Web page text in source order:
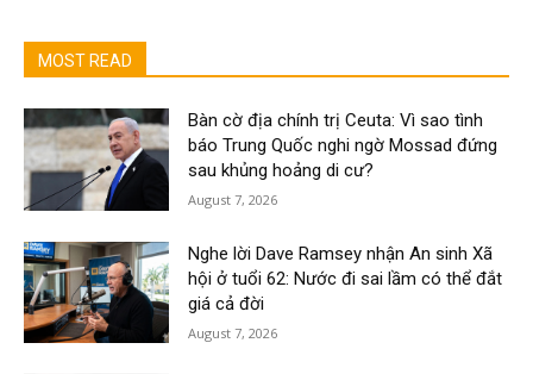
MOST READ
Bàn cờ địa chính trị Ceuta: Vì sao tình
báo Trung Quốc nghi ngờ Mossad đứng
sau khủng hoảng di cư?
August 7, 2026
Nghe lời Dave Ramsey nhận An sinh Xã
hội ở tuổi 62: Nước đi sai lầm có thể đắt
giá cả đời
August 7, 2026